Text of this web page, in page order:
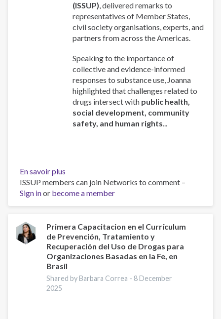
(ISSUP), delivered remarks to
representatives of Member States,
civil society organisations, experts, and
partners from across the Americas.
Speaking to the importance of
collective and evidence-informed
responses to substance use, Joanna
highlighted that challenges related to
drugs intersect with public health,
social development, community
safety, and human rights...
En savoir plus
ISSUP
Chief
Executive
the
78th
Regular
Session
of
CICAD
ISSUP members can join Networks to comment –
Sign inor become a member
Primera Capacitacion en el Currículum
de Prevención, Tratamiento y
Recuperación del Uso de Drogas para
Organizaciones Basadas en la Fe, en
Brasil
Shared by Barbara Correa - 8 December
2025